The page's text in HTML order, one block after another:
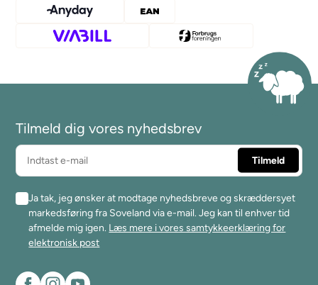
Tilmeld dig vores nyhedsbrev
Ja tak, jeg ønsker at modtage nyhedsbreve og skræddersyet
markedsføring fra Soveland via e-mail. Jeg kan til enhver tid
afmelde mig igen. Læs mere i vores samtykkeerklæring for
elektronisk post